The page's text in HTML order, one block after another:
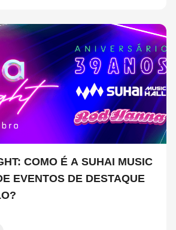
COMO É A SUHAI MUSIC
EVENTOS DE DESTAQUE